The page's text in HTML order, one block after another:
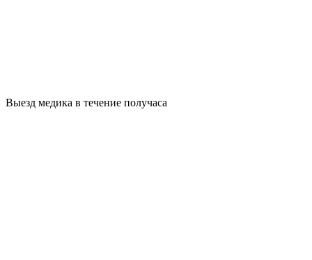
Выезд медика в течение получаса